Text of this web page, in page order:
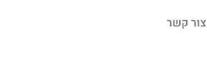
צור קשר